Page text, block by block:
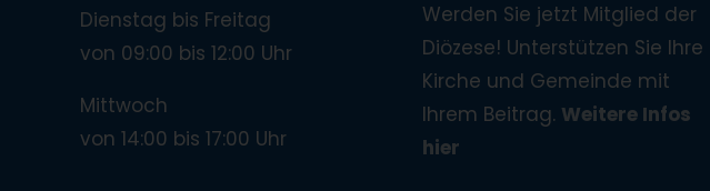
Dienstag bis Freitag
von 09:00 bis 12:00 Uhr
Mittwoch
von 14:00 bis 17:00 Uhr
Werden Sie jetzt Mitglied der
Diözese! Unterstützen Sie Ihre
Kirche und Gemeinde mit
Ihrem Beitrag. Weitere Infos
hier